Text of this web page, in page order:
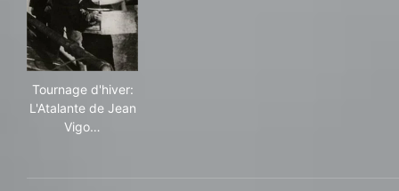
Tournage d'hiver:
L'Atalante de Jean
Vigo…